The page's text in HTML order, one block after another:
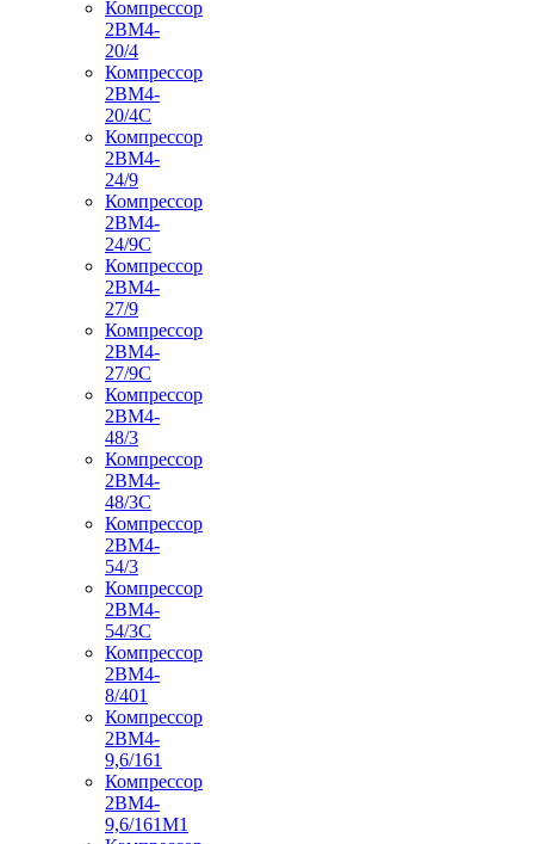
Компрессор
2ВМ4-
20/4
Компрессор
2ВМ4-
20/4С
Компрессор
2ВМ4-
24/9
Компрессор
2ВМ4-
24/9С
Компрессор
2ВМ4-
27/9
Компрессор
2ВМ4-
27/9С
Компрессор
2ВМ4-
48/3
Компрессор
2ВМ4-
48/3С
Компрессор
2ВМ4-
54/3
Компрессор
2ВМ4-
54/3С
Компрессор
2ВМ4-
8/401
Компрессор
2ВМ4-
9,6/161
Компрессор
2ВМ4-
9,6/161М1